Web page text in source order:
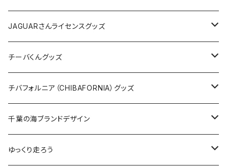
ホテルキーホルダー
ホテルキーホルダー
クリアファイル
Tシャツ
キャップ
トートバッグ
バッグ
ステッカー
缶バッジ
キーホルダー
クリアファイル
キャップ
バッグ
ステッカー
缶バッジ
キーホルダー
ステッカー
ステッカー
ステッカー大
缶バッジ
缶バッジ32mm
缶バッジ54mm
エコバッグ
JAGUARさんコラボグッズ
Tシャツ
サコッシュ
JAGUARさんライセンスグッズ
Tシャツ
ステッカー
缶バッジ
クリアファイル
チーバくんグッズ
Tシャツ
キャップ
エコバッグ
チバフォルニア（CHIBAFORNIA）グッズ
Tシャツ
キャップ
千葉の海ブランドデザイン
Tシャツ
ゆっくり走ろう